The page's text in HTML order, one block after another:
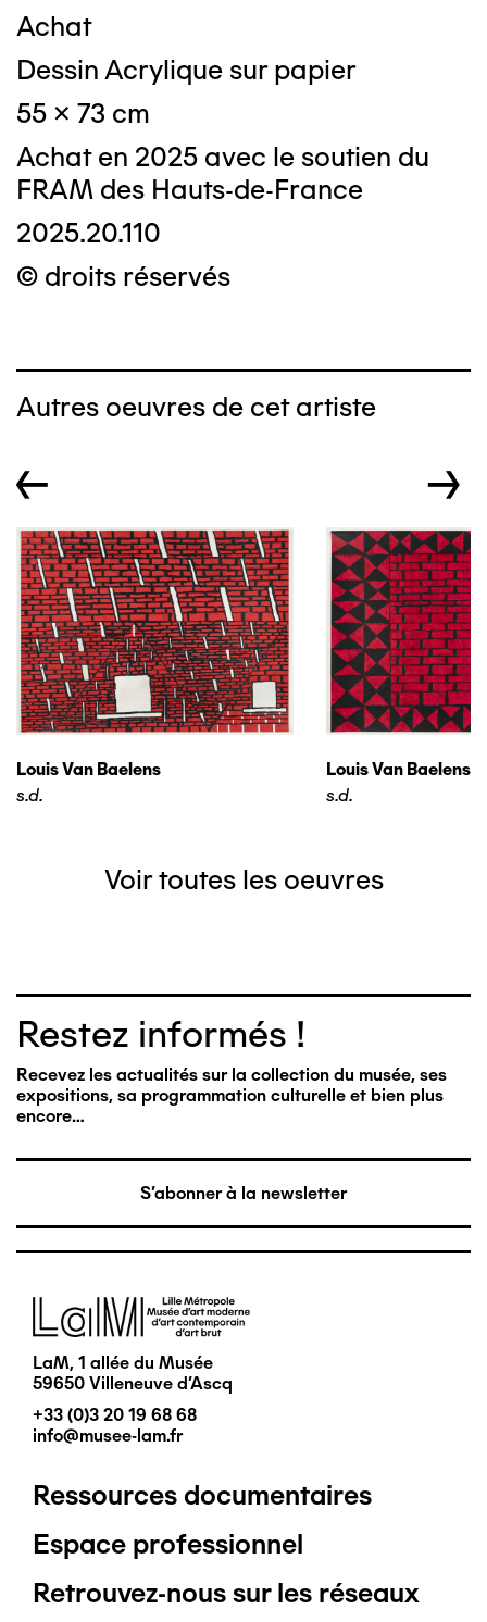
Achat
Dessin Acrylique sur papier
55 x 73 cm
Achat en 2025 avec le soutien du
FRAM des Hauts-de-France
2025.20.110
© droits réservés
Autres oeuvres de cet artiste
← →
Louis Van Baelens
s.d.
Louis Van Baelens
s.d.
Voir toutes les oeuvres
Restez informés !
Recevez les actualités sur la collection du musée, ses
expositions, sa programmation culturelle et bien plus
encore…
S'abonner à la newsletter
Image
LaM, 1 allée du Musée
59650 Villeneuve d'Ascq
+33 (0)3 20 19 68 68
info@musee-lam.fr
Pied
de
Ressources documentaires
Espace professionnel
Retrouvez-nous sur les réseaux